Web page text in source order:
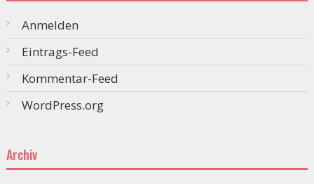
Anmelden
Eintrags-Feed
Kommentar-Feed
WordPress.org
Archiv